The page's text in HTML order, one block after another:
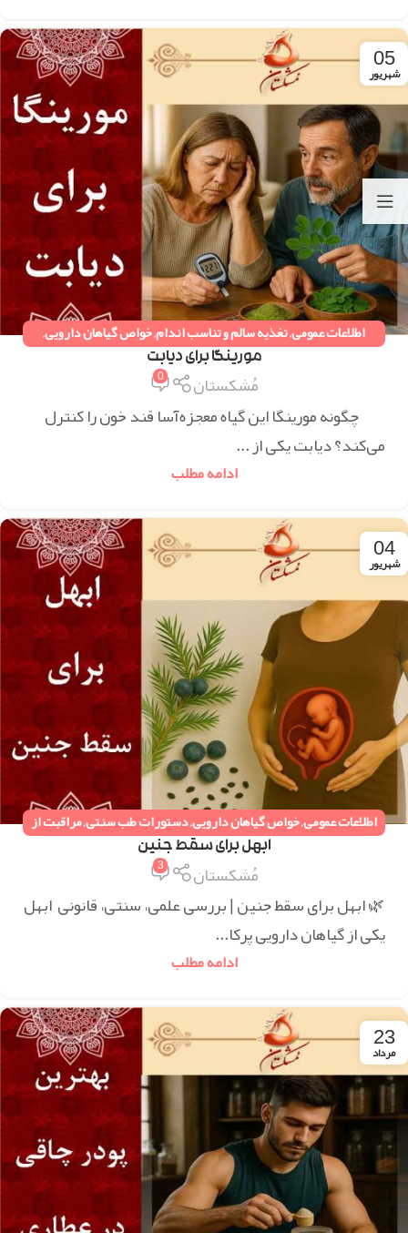
05
شهریور
اطلاعات عمومی,تغذیه سالم و تناسب اندام,خواص گیاهان دارویی,
همه مقالات
مورینگا برای دیابت
مُشکستان 0
چگونه مورینگا این گیاه معجزه‌آسا قند خون را کنترل
می‌کند؟ دیابت یکی از ...
ادامه مطلب
04
شهریور
اطلاعات عمومی,خواص گیاهان دارویی,دستورات طب سنتی,مراقبت از
مادر و نوزاد بعد از زایمان,همه مقالات
ابهل برای سقط جنین
مُشکستان 3
🌿 ابهل برای سقط جنین | بررسی علمی، سنتی، قانونی ابهل
یکی از گیاهان دارویی پرکا...
ادامه مطلب
23
مرداد